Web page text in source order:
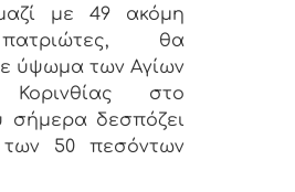
με 49 ακόμη
θα
ύψωμα των Αγίων
στο
σήμερα δεσπόζει
50 πεσόντων